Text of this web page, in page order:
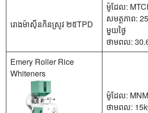
រោងម៉ាស៊ីនកិនស្រូវ ២៥TPD
ម៉ូដែល:
សមត្ថភាព:
មួយថ្ងៃ
ថាមពល:
Emery Roller Rice
Whiteners
ម៉ូដែល:
ថាមពល: